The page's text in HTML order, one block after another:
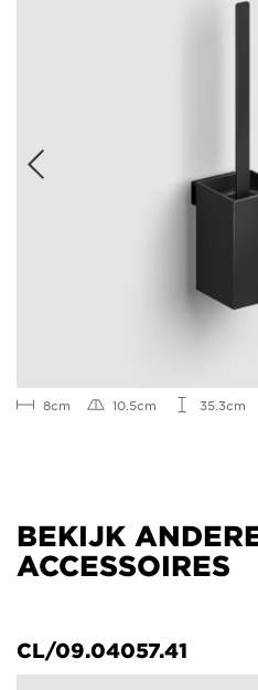
8cm 10.5cm 35.3cm
BEKIJK
ACCESSOIRES
CL/09.04057.41